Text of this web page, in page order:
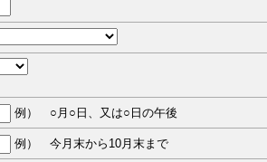
例） ○月○日、又は○日の午後
例） 今月末から10月末まで